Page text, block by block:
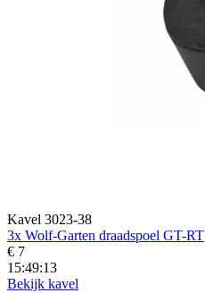
Kavel 3023-38
3x Wolf-Garten draadspoel GT-RT
€ 7
15:49:11
Bekijk kavel